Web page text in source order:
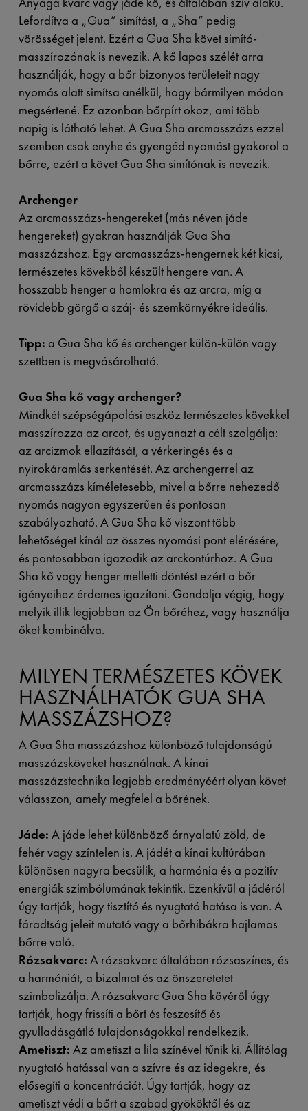
Lefordítva a „Gua” simítást, a „Sha” pedig
vörösséget jelent. Ezért a Gua Sha követ simító-
masszírozónak is nevezik. A kő lapos szélét arra
használják, hogy a bőr bizonyos területeit nagy
nyomás alatt simítsa anélkül, hogy bármilyen módon
megsértené. Ez azonban bőrpírt okoz, ami több
napig is látható lehet. A Gua Sha arcmasszázs ezzel
szemben csak enyhe és gyengéd nyomást gyakorol a
bőrre, ezért a követ Gua Sha simítónak is nevezik.
Archenger
Az arcmasszázs-hengereket (más néven jáde
hengereket) gyakran használják Gua Sha
masszázshoz. Egy arcmasszázs-hengernek két kicsi,
természetes kövekből készült hengere van. A
hosszabb henger a homlokra és az arcra, míg a
rövidebb görgő a száj- és szemkörnyékre ideális.
Tipp: a Gua Sha kő és archenger külön-külön vagy
szettben is megvásárolható.
Gua Sha kő vagy archenger?
Mindkét szépségápolási eszköz természetes kövekkel
masszírozza az arcot, és ugyanazt a célt szolgálja:
az arcizmok ellazítását, a vérkeringés és a
nyirokáramlás serkentését. Az archengerrel az
arcmasszázs kíméletesebb, mivel a bőrre nehezedő
nyomás nagyon egyszerűen és pontosan
szabályozható. A Gua Sha kő viszont több
lehetőséget kínál az összes nyomási pont elérésére,
és pontosabban igazodik az arckontúrhoz. A Gua
Sha kő vagy henger melletti döntést ezért a bőr
igényeihez érdemes igazítani. Gondolja végig, hogy
melyik illik legjobban az Ön bőréhez, vagy használja
őket kombinálva.
MILYEN TERMÉSZETES KÖVEK
HASZNÁLHATÓK GUA SHA
MASSZÁZSHOZ?
A Gua Sha masszázshoz különböző tulajdonságú
masszázsköveket használnak. A kínai
masszázstechnika legjobb eredményéért olyan követ
válasszon, amely megfelel a bőrének.
Jáde: A jáde lehet különböző árnyalatú zöld, de
fehér vagy színtelen is. A jádét a kínai kultúrában
különösen nagyra becsülik, a harmónia és a pozitív
energiák szimbólumának tekintik. Ezenkívül a jádéról
úgy tartják, hogy tisztító és nyugtató hatása is van. A
fáradtság jeleit mutató vagy a bőrhibákra hajlamos
bőrre való.
Rózsakvarc: A rózsakvarc általában rózsaszínes, és
a harmóniát, a bizalmat és az önszeretetet
szimbolizálja. A rózsakvarc Gua Sha kövéről úgy
tartják, hogy frissíti a bőrt és feszesítő és
gyulladásgátló tulajdonságokkal rendelkezik.
Ametiszt: Az ametiszt a lila színével tűnik ki. Állítólag
nyugtató hatással van a szívre és az idegekre, és
elősegíti a koncentrációt. Úgy tartják, hogy az
ametiszt védi a bőrt a szabad gyököktől és az